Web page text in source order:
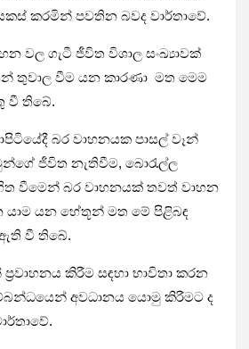
කරමින් පවතින බවද වාර්තාවේ.
වල ගැටී ජීවිත විශාල සංඛ්‍යාවක්
තුවාල වීම යන කාරණා මත මෙම
වී තිබේ.
බර වාහනයක පාසල් වෑන්
ජීවිත නැතිවීම, බොරැල්ල
වීමෙන් බර වාහනයක් තවත් වාහන
යන හේතූන් මත මේ පිළිබඳ
වී තිබේ.
කිරීම සඳහා භාවිතා කරන
අවධානය යොමු කිරීමට ද